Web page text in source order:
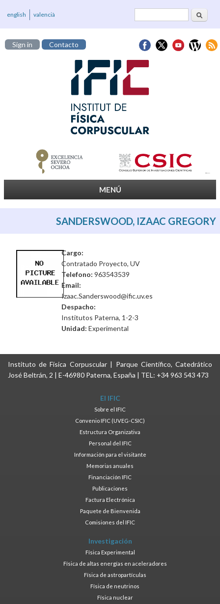
Formulario deBuscar
english valencià
Sign in Contacto
MENÚ
SANDERSWOOD, IZAAC GREGORY
Cargo:
Contratado Proyecto, UV
Telefono: 963543539
Email:
Izaac.Sanderswood@ific.uv.es
Despacho:
Institutos Paterna, 1-2-3
Unidad: Experimental
Instituto de Física Corpuscular | Parque Científico, Catedrático
José Beltrán, 2 | E-46980 Paterna, España | TEL: +34 963 543 473
El IFIC
Sobre el IFIC
Convenio IFIC (UVEG-CSIC)
Estructura Organizativa
Personal del IFIC
Información para el visitante
Memorias anuales
Financiación IFIC
Publicaciones
Factura Electrónica
Paquete de Bienvenida
Comisiones del IFIC
Investigación
Física Experimental
Física de altas energías en aceleradores
Física de astropartículas
Física de neutrinos
Física nuclear